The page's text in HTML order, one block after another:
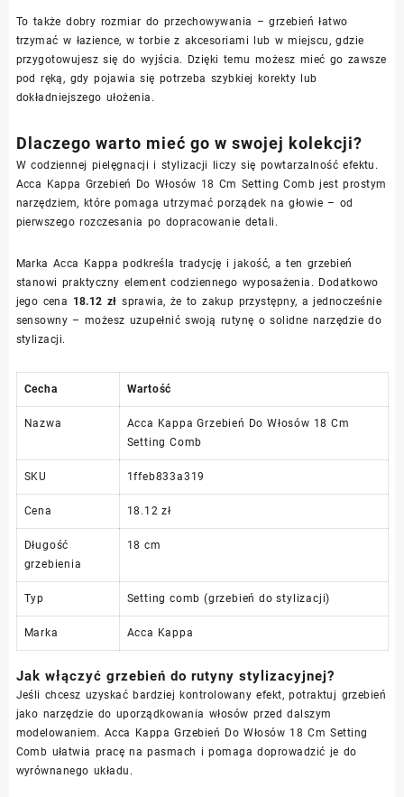
To także dobry rozmiar do przechowywania – grzebień łatwo
trzymać w łazience, w torbie z akcesoriami lub w miejscu, gdzie
przygotowujesz się do wyjścia. Dzięki temu możesz mieć go zawsze
pod ręką, gdy pojawia się potrzeba szybkiej korekty lub
dokładniejszego ułożenia.
Dlaczego warto mieć go w swojej kolekcji?
W codziennej pielęgnacji i stylizacji liczy się powtarzalność efektu.
Acca Kappa Grzebień Do Włosów 18 Cm Setting Comb jest prostym
narzędziem, które pomaga utrzymać porządek na głowie – od
pierwszego rozczesania po dopracowanie detali.
Marka Acca Kappa podkreśla tradycję i jakość, a ten grzebień
stanowi praktyczny element codziennego wyposażenia. Dodatkowo
jego cena 18.12 zł sprawia, że to zakup przystępny, a jednocześnie
sensowny – możesz uzupełnić swoją rutynę o solidne narzędzie do
stylizacji.
Cecha Wartość
Nazwa
Acca Kappa Grzebień Do Włosów 18 Cm
Setting Comb
SKU 1ffeb833a319
Cena 18.12 zł
Długość
grzebienia
18 cm
Typ Setting comb (grzebień do stylizacji)
Marka Acca Kappa
Jak włączyć grzebień do rutyny stylizacyjnej?
Jeśli chcesz uzyskać bardziej kontrolowany efekt, potraktuj grzebień
jako narzędzie do uporządkowania włosów przed dalszym
modelowaniem. Acca Kappa Grzebień Do Włosów 18 Cm Setting
Comb ułatwia pracę na pasmach i pomaga doprowadzić je do
wyrównanego układu.